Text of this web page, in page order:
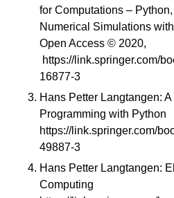
for Computations –
Numerical Simulations
Open Access © 2020,
https://link.springer.com/
16877-3
Hans Petter Langtangen:
Programming with Python
https://link.springer.com/
49887-3
Hans Petter Langtangen:
Computing